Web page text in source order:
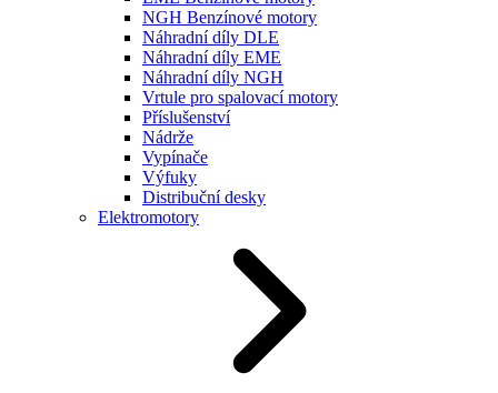
NGH Benzínové motory
Náhradní díly DLE
Náhradní díly EME
Náhradní díly NGH
Vrtule pro spalovací motory
Příslušenství
Nádrže
Vypínače
Výfuky
Distribuční desky
Elektromotory